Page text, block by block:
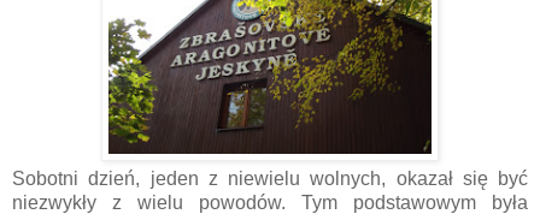
Sobotni dzień, jeden z niewielu wolnych, okazał się być
niezwykły z wielu powodów. Tym podstawowym była